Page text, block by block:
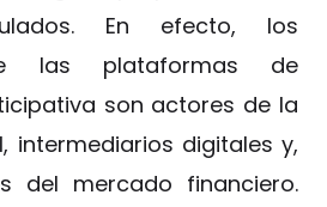
En efecto, los
las plataformas de
son actores de la
intermediarios digitales y,
del mercado financiero.